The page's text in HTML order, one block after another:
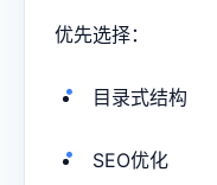
优先选择：
目录式结构
SEO优化